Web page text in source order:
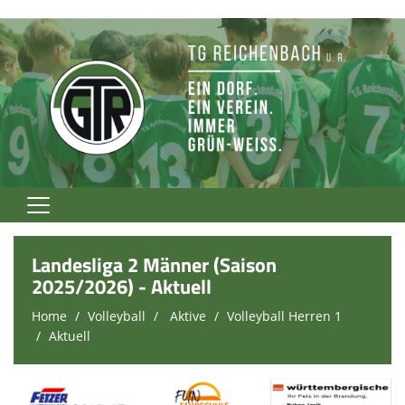
Home
TG Rockt!
Vereinsnews
Fußball
Landesliga 2 Männer (Saison
2025/2026) - Aktuell
Home Volleyball Aktive
Volleyball Herren 1
Aktuell